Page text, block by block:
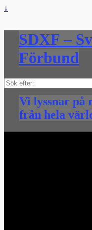
↓
SDXF –
Förbund
Sök
efter:
Vi lyssnar på
från hela